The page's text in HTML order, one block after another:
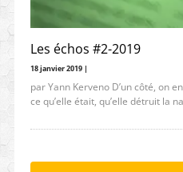
Les échos #2-2019
18 janvier 2019 |
par Yann Kerveno D’un côté, on
ce qu’elle était, qu’elle détruit la